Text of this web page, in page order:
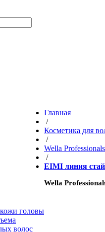
головы
волос
Главная
/
Косметика для
/
Wella Professionals
/
EIMI линия
Wella